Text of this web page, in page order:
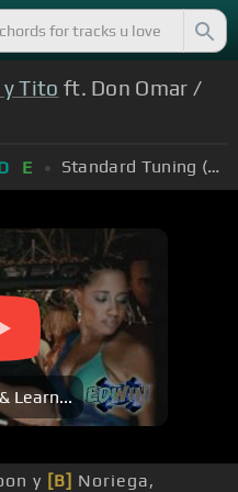
Tito ft. Don Omar /
E Standard Tuning (EADGBE)
Learn...
y [B] Noriega,